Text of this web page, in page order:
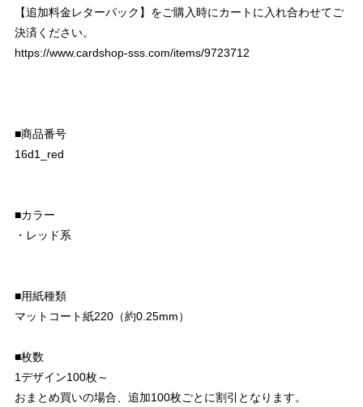
【追加料金レターパック】をご購入時にカートに入れ合わせてご
決済ください。
https://www.cardshop-sss.com/items/9723712
■商品番号
16d1_red
■カラー
・レッド系
■用紙種類
マットコート紙220（約0.25mm）
■枚数
1デザイン100枚～
おまとめ買いの場合、追加100枚ごとに割引となります。